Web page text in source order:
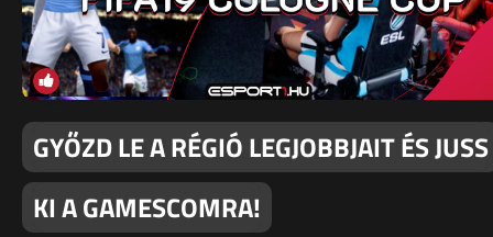
GYŐZD LE A RÉGIÓ LEGJOBBJAIT ÉS JUSS
KI A GAMESCOMRA!